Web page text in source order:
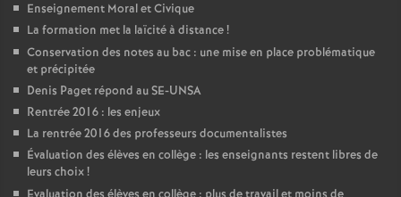
Enseignement Moral et Civique
La formation met la laïcité à distance!
Conservation des notes au bac : une mise en place problématique
et précipitée
Denis Paget répond au SE-UNSA
Rentrée 2016 : les enjeux
La rentrée 2016 des professeurs documentalistes
Évaluation des élèves en collège : les enseignants restent libres de
leurs choix!